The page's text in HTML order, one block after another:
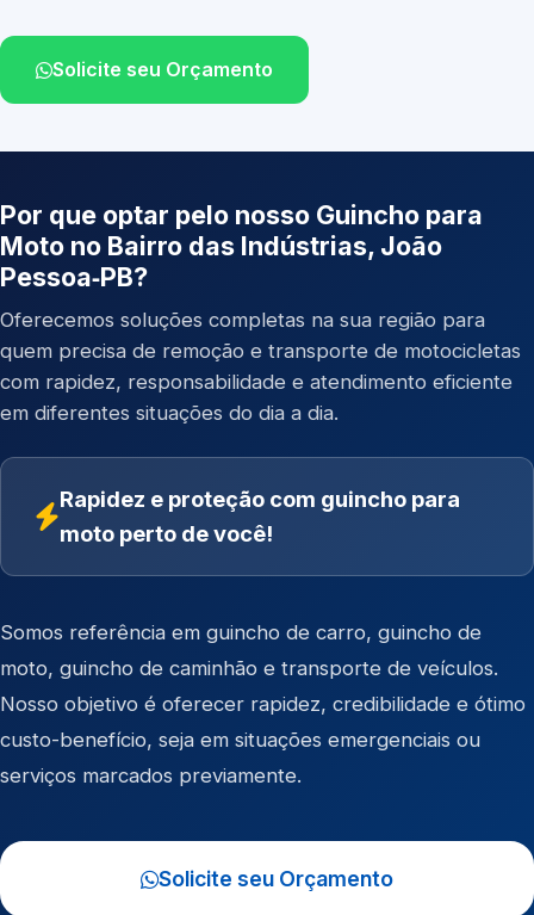
Solicite seu Orçamento
Por que optar pelo nosso Guincho para
Moto no Bairro das Indústrias, João
Pessoa‑PB?
Oferecemos soluções completas na sua região para
quem precisa de remoção e transporte de motocicletas
com rapidez, responsabilidade e atendimento eficiente
em diferentes situações do dia a dia.
Rapidez e proteção com guincho para
moto perto de você!
Somos referência em guincho de carro, guincho de
moto, guincho de caminhão e transporte de veículos.
Nosso objetivo é oferecer rapidez, credibilidade e ótimo
custo-benefício, seja em situações emergenciais ou
serviços marcados previamente.
Solicite seu Orçamento